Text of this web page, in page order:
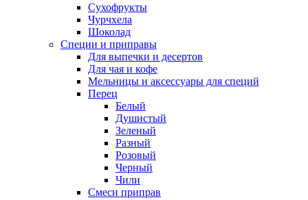
Сухофрукты
Чурчхела
Шоколад
Специи и приправы
Для выпечки и десертов
Для чая и кофе
Мельницы и аксессуары для специй
Перец
Белый
Душистый
Зеленый
Разный
Розовый
Черный
Чили
Смеси приправ